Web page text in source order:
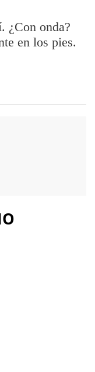
¿Con onda?
en los pies.